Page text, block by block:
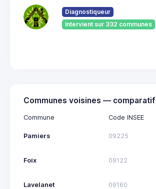
Diagnostiqueur
Intervient sur 332 communes
Communes voisines — comparatif
Commune Code INSEE
Pamiers 09225
Foix 09122
Lavelanet 09160